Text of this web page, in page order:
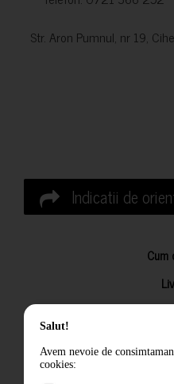
Str. Aron Pumnul, nr 19,
Indicatii de
Cum
Salut!
Avem nevoie de
cookies: